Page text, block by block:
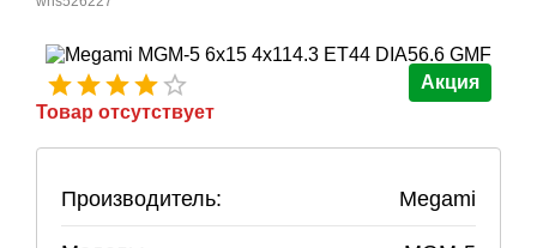
Акция
Товар отсутствует
Производитель: Megami